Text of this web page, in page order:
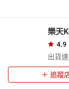
樂天
4.9
出貨
追蹤